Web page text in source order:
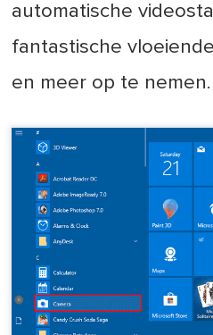
automatische
fantastische
en meer op te nemen.